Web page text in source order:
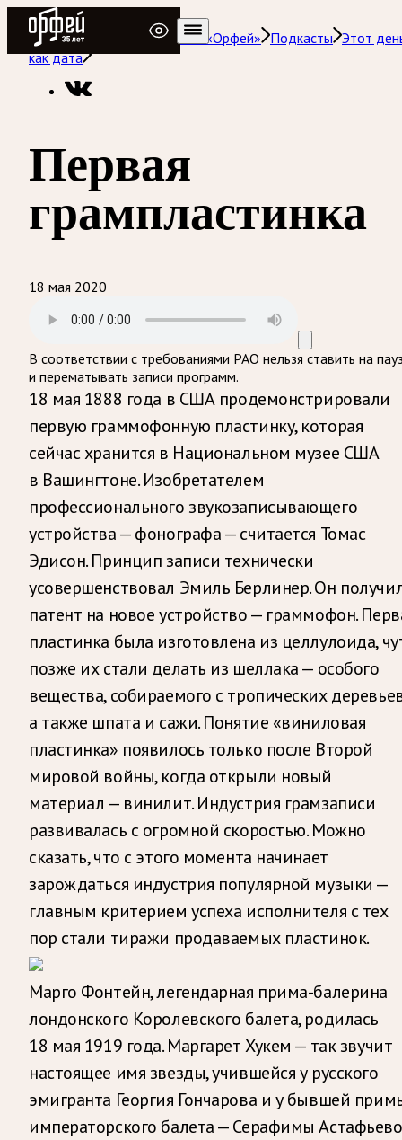
Радио Орфей
Радио классической музыки «Орфей» Подкасты Этот
как дата
Первая
грампластинка
18 мая 2020
В соответствии с требованиями РАО нельзя ставить на
и перематывать записи программ.
18 мая 1888 года в США продемонстрировали
первую граммофонную пластинку, которая
сейчас хранится в Национальном музее США
в Вашингтоне. Изобретателем
профессионального звукозаписывающего
устройства — фонографа — считается Томас
Эдисон. Принцип записи технически
усовершенствовал Эмиль Берлинер. Он
патент на новое устройство — граммофон.
пластинка была изготовлена из целлулоида,
позже их стали делать из шеллака — особого
вещества, собираемого с тропических
а также шпата и сажи. Понятие «виниловая
пластинка» появилось только после Второй
мировой войны, когда открыли новый
материал — винилит. Индустрия грамзаписи
развивалась с огромной скоростью. Можно
сказать, что с этого момента начинает
зарождаться индустрия популярной музыки —
главным критерием успеха исполнителя с тех
пор стали тиражи продаваемых пластинок.
Марго Фонтейн, легендарная прима-балерина
лондонского Королевского балета, родилась
18 мая 1919 года. Маргарет Хукем — так звучит
настоящее имя звезды, учившейся у русского
эмигранта Георгия Гончарова и у бывшей
императорского балета — Серафимы